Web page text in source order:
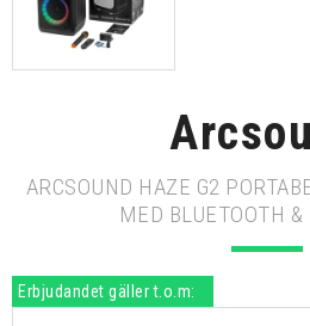
ARCSOUND HAZE G2
MED BLUETOOTH
Erbjudandet gäller t.o.m: